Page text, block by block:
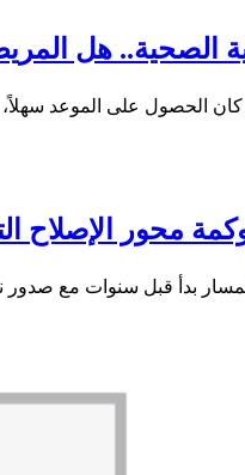
الصحية.. هل
محور الإصلاح